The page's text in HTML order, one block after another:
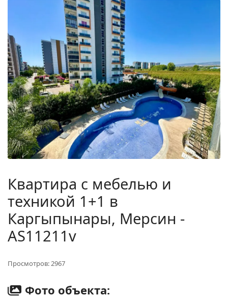
Квартира с мебелью и
техникой 1+1 в
Каргыпынары, Мерсин -
AS11211v
Просмотров: 2967
Фото объекта: